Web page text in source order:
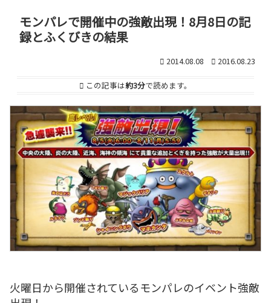
モンパレで開催中の強敵出現！8月8日の記
録とふくびきの結果
2014.08.08 2016.08.23
この記事は約3分で読めます。
火曜日から開催されているモンパレのイベント強敵